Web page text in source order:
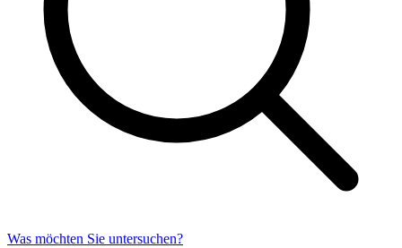
Was möchten Sie untersuchen?